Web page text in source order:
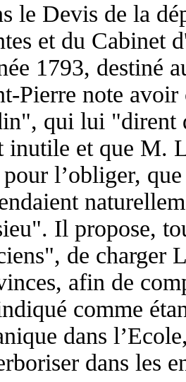
le Devis de la
et du Cabinet
1793, destiné
Pierre note
qui lui "dirent
inutile et que M.
l’obliger,
Il propose,
de charger
afin de
comme
dans
dans les